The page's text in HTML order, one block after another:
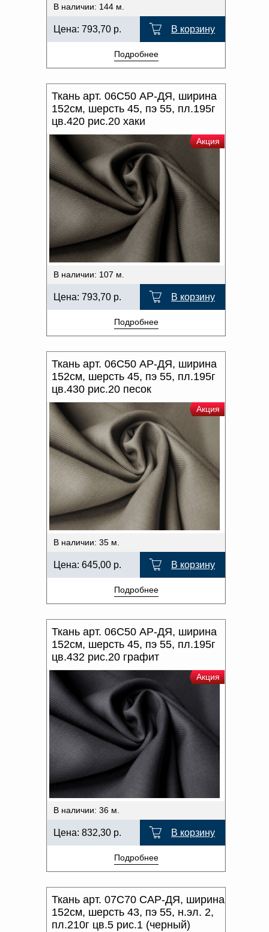
В наличии: 144 м.
Цена: 793,70 р. В корзину
Подробнее
Ткань арт. 06С50 АР-ДЯ, ширина
152см, шерсть 45, пэ 55, пл.195г
цв.420 рис.20 хаки
Акция
В наличии: 107 м.
Цена: 793,70 р. В корзину
Подробнее
Ткань арт. 06С50 АР-ДЯ, ширина
152см, шерсть 45, пэ 55, пл.195г
цв.430 рис.20 песок
Акция
В наличии: 35 м.
Цена: 645,00 р. В корзину
Подробнее
Ткань арт. 06С50 АР-ДЯ, ширина
152см, шерсть 45, пэ 55, пл.195г
цв.432 рис.20 графит
Акция
В наличии: 36 м.
Цена: 832,30 р. В корзину
Подробнее
Ткань арт. 07С70 САР-ДЯ, ширина
152см, шерсть 43, пэ 55, н.эл. 2,
пл.210г цв.5 рис.1 (черный)